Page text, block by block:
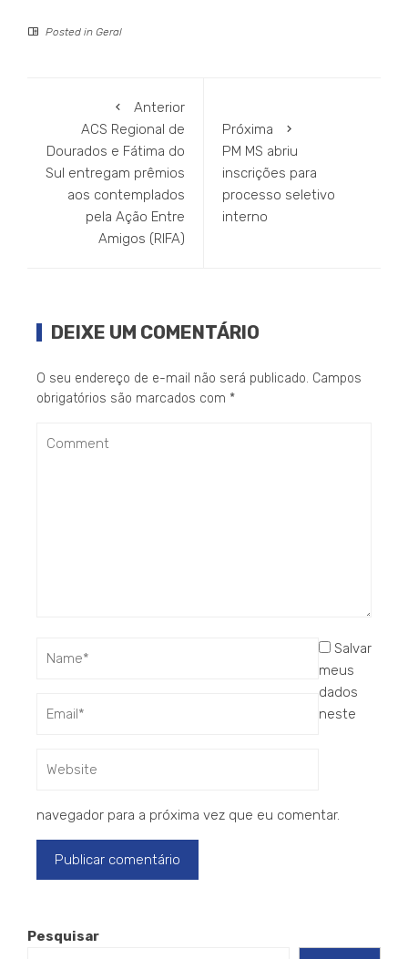
Posted in Geral
Anterior
ACS Regional de
Dourados e Fátima do
Sul entregam prêmios
aos contemplados
pela Ação Entre
Amigos (RIFA)
Próxima
PM MS abriu
inscrições para
processo seletivo
interno
DEIXE UM COMENTÁRIO
O seu endereço de e-mail não será publicado. Campos
obrigatórios são marcados com *
Salvar
meus
dados
neste
navegador para a próxima vez que eu comentar.
Pesquisar